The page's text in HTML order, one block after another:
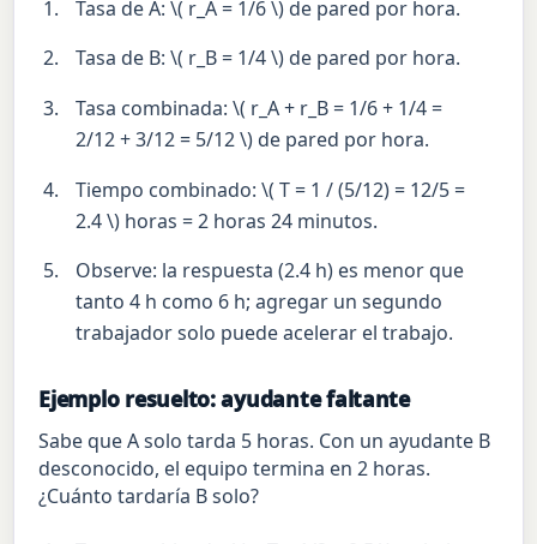
Tasa de A: \( r_A = 1/6 \) de pared por hora.
Tasa de B: \( r_B = 1/4 \) de pared por hora.
Tasa combinada: \( r_A + r_B = 1/6 + 1/4 =
2/12 + 3/12 = 5/12 \) de pared por hora.
Tiempo combinado: \( T = 1 / (5/12) = 12/5 =
2.4 \) horas = 2 horas 24 minutos.
Observe: la respuesta (2.4 h) es menor que
tanto 4 h como 6 h; agregar un segundo
trabajador solo puede acelerar el trabajo.
Ejemplo resuelto: ayudante faltante
Sabe que A solo tarda 5 horas. Con un ayudante B
desconocido, el equipo termina en 2 horas.
¿Cuánto tardaría B solo?